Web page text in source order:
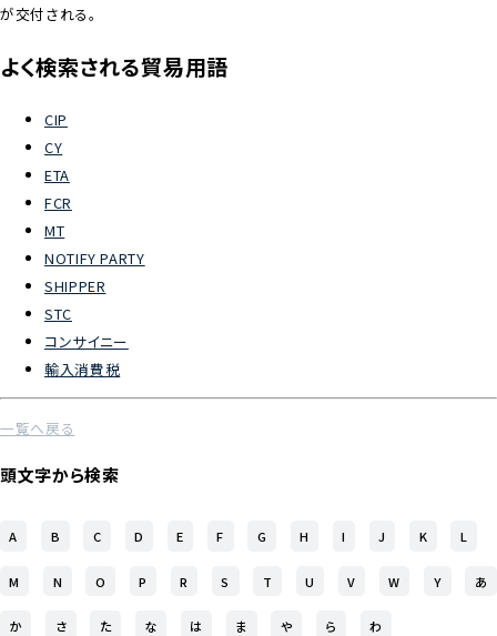
サステナビリティ
ENGLISH
が交付される。
よく検索される貿易用語
CIP
CY
ETA
FCR
MT
NOTIFY PARTY
SHIPPER
STC
コンサイニー
輸入消費税
一覧へ戻る
頭文字から検索
A B C D E F G H I J K L
M N O P R S T U V W Y あ
か さ た な は ま や ら わ